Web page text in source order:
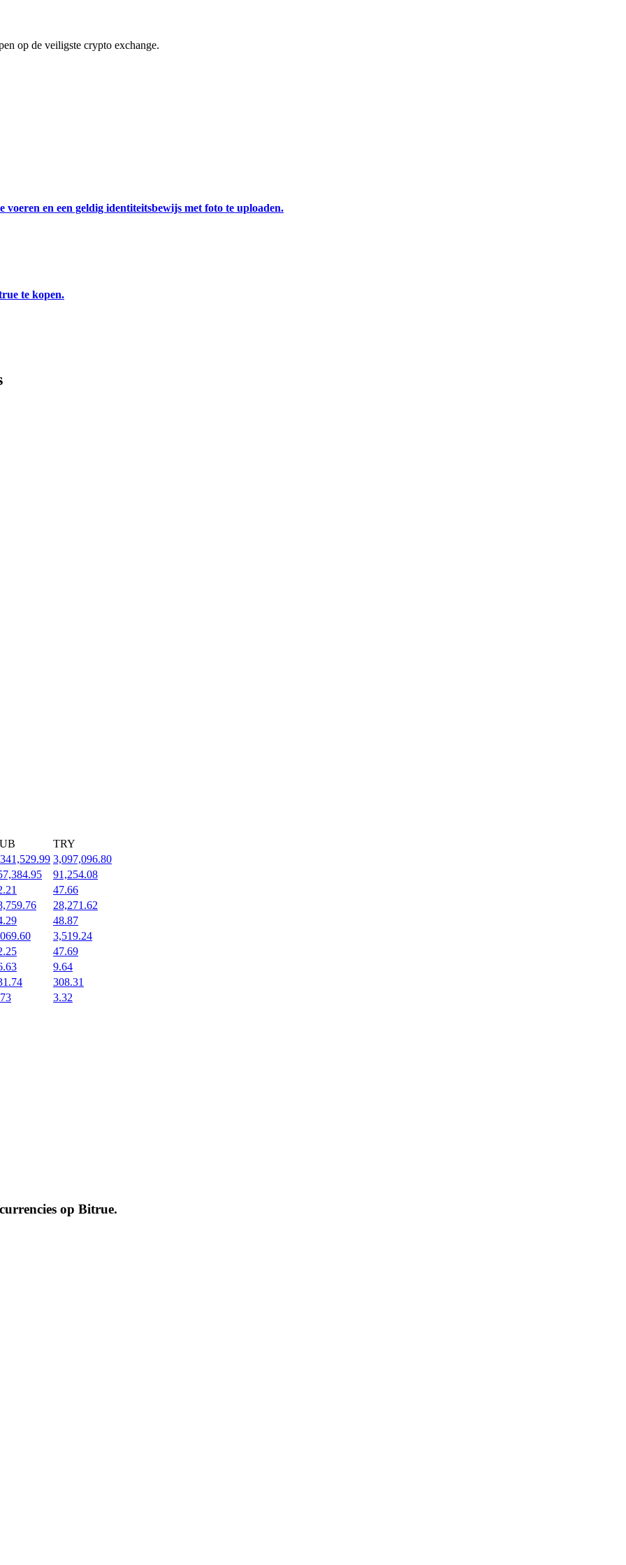
op de veiligste crypto exchange.
en een geldig identiteitsbewijs met foto te uploaden.
te kopen.
TRY
3,097,096.80
91,254.08
47.66
28,271.62
48.87
3,519.24
47.69
9.64
308.31
3.32
op Bitrue.